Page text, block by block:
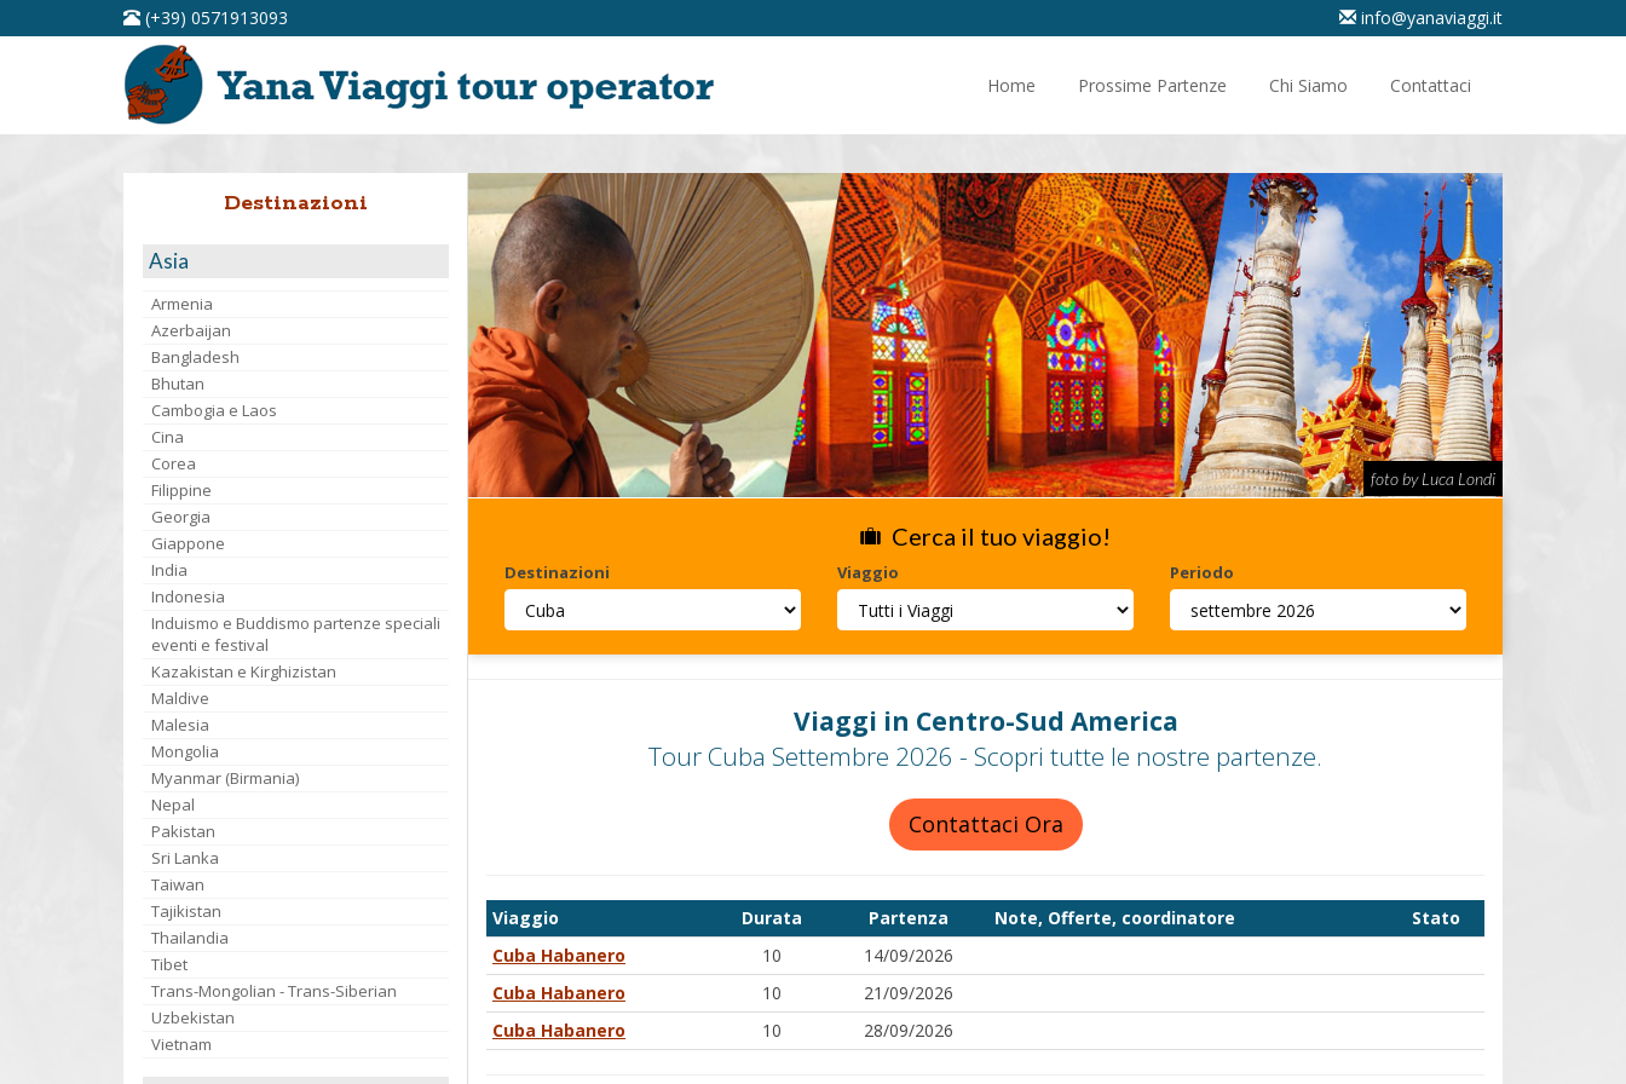
(+39) 0571913093 info@yanaviaggi.it
Home Prossime Partenze Chi Siamo Contattaci
Destinazioni
Asia
Armenia
Azerbaijan
Bangladesh
Bhutan
Cambogia e Laos
Cina
Corea
Filippine
Georgia
Giappone
India
Indonesia
Induismo e Buddismo partenze speciali
eventi e festival
Kazakistan e Kirghizistan
Maldive
Malesia
Mongolia
Myanmar (Birmania)
Nepal
Pakistan
Sri Lanka
Taiwan
Tajikistan
Thailandia
Tibet
Trans-Mongolian - Trans-Siberian
Uzbekistan
Vietnam
foto by Luca Londi
Cerca il tuo viaggio!
Destinazioni Viaggio Periodo
Viaggi in Centro-Sud America
Tour Cuba Settembre 2026 - Scopri tutte le nostre partenze.
Contattaci Ora
Viaggio Durata Partenza Note, Offerte, coordinatore
Stato
Cuba Habanero
10
14/09/2026
Cuba Habanero
10
21/09/2026
Cuba Habanero
10 28/09/2026